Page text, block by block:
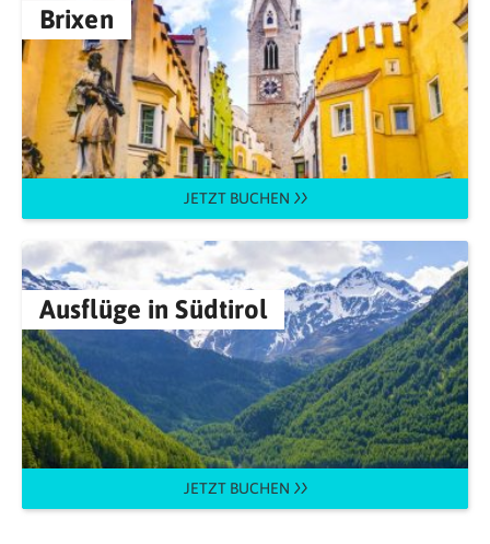
Brixen
JETZT BUCHEN
Ausflüge in Südtirol
JETZT BUCHEN